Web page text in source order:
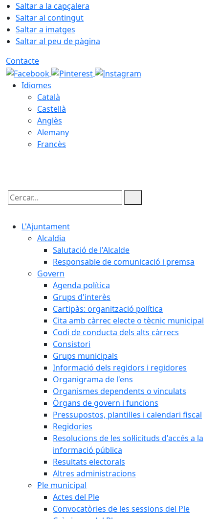
Saltar a la capçalera
Saltar al contingut
Saltar a imatges
Saltar al peu de pàgina
Contacte
Idiomes
Català
Castellà
Anglès
Alemany
Francès
Cercar:
L'Ajuntament
Alcaldia
Salutació de l'Alcalde
Responsable de comunicació i premsa
Govern
Agenda política
Grups d'interès
Cartipàs: organització política
Cita amb càrrec electe o tècnic municipal
Codi de conducta dels alts càrrecs
Consistori
Grups municipals
Informació dels regidors i regidores
Organigrama de l'ens
Organismes dependents o vinculats
Òrgans de govern i funcions
Pressupostos, plantilles i calendari fiscal
Regidories
Resolucions de les sol·licituds d'accés a la
informació pública
Resultats electorals
Altres administracions
Ple municipal
Actes del Ple
Convocatòries de les sessions del Ple